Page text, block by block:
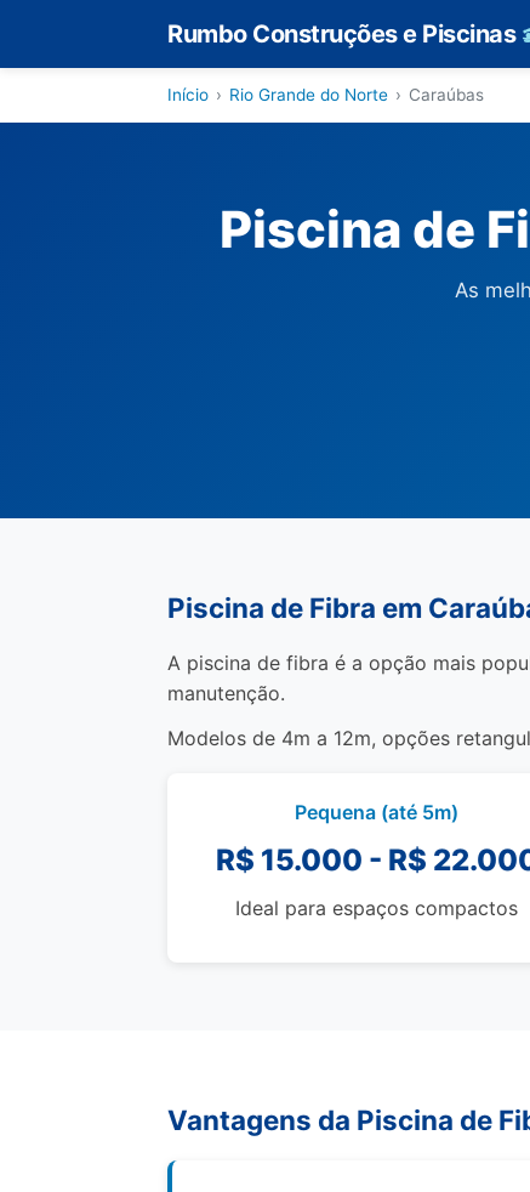
Rumbo Construções e Piscinas
Início › Rio Grande do Norte › Caraúbas
Piscina de
As
Piscina de Fibra em
A piscina de fibra é a opção mais
manutenção.
Modelos de 4m a 12m, opções
Pequena (até 5m)
R$ 15.000 - R$
Ideal para espaços compactos
Vantagens da Piscina de